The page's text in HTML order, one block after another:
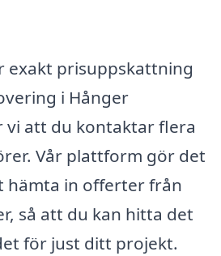
exakt prisuppskattning
i Hånger
vi att du kontaktar flera
Vår plattform gör det
hämta in offerter från
så att du kan hitta det
för just ditt projekt.